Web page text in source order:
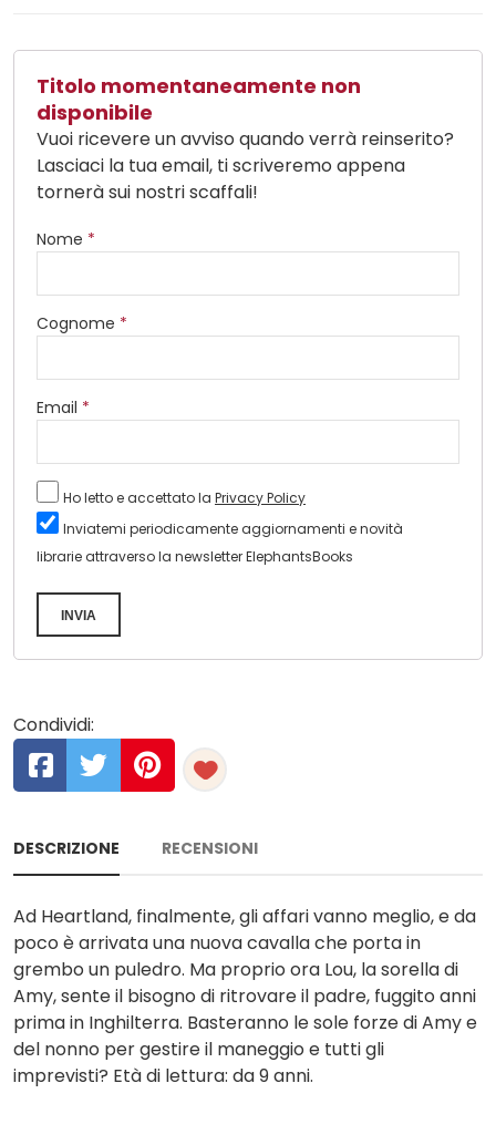
Titolo momentaneamente non
disponibile
Vuoi ricevere un avviso quando verrà reinserito?
Lasciaci la tua email, ti scriveremo appena
tornerà sui nostri scaffali!
Nome *
Cognome *
Email *
Ho letto e accettato la Privacy Policy
Inviatemi periodicamente aggiornamenti e novità
librarie attraverso la newsletter ElephantsBooks
INVIA
Condividi:
DESCRIZIONE RECENSIONI
Ad Heartland, finalmente, gli affari vanno meglio, e da
poco è arrivata una nuova cavalla che porta in
grembo un puledro. Ma proprio ora Lou, la sorella di
Amy, sente il bisogno di ritrovare il padre, fuggito anni
prima in Inghilterra. Basteranno le sole forze di Amy e
del nonno per gestire il maneggio e tutti gli
imprevisti? Età di lettura: da 9 anni.